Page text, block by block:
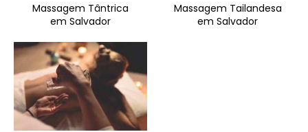
Massagem Tântrica
em Salvador
Massagem Tailandesa
em Salvador